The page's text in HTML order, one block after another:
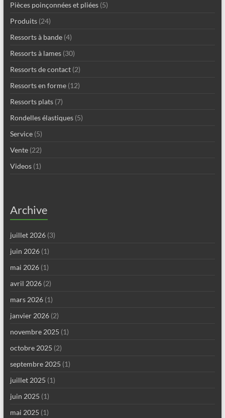
Pièces poinçonnées et pliées(5)
Produits(24)
Ressorts à bande(4)
Ressorts à lames(30)
Ressorts de contact(2)
Ressorts en forme(12)
Ressorts plats(7)
Rondelles élastiques(5)
Service(5)
Vente(22)
Videos(1)
Archive
juillet 2026(3)
juin 2026(1)
mai 2026(1)
avril 2026(2)
mars 2026(1)
janvier 2026(2)
novembre 2025 (1)
octobre 2025 (2)
septembre 2025 (1)
juillet 2025 (1)
juin 2025 (1)
mai 2025 (1)